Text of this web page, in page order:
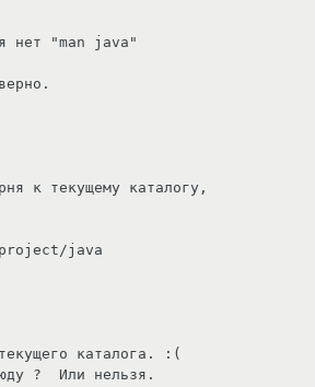
нет "man java"
к текущему каталогу,
java
каталога. :(
?  Или нельзя.